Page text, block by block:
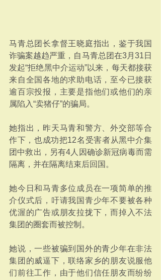
马青总团长拿督王晓庭指出，鉴于我国
诈骗案越趋严重，自马青总团在3月31日
发起“拒绝黑中介运动”以来，每天都接获
来自全国各地的求助电话，至今已接获
逾百宗投报，主要是指他们或他们的亲
属陷入“卖猪仔”的骗局。
她指出，昨天马青和警方、外交部等合
作下，也成功把12名受害者从黑中介集
团中救出，另有4人因确诊新冠病毒而需
隔离，并在隔离结束后回国。
她今日和马青多位成员在一项简单的推
介仪式后，吁请我国青少年不要被各种
优渥的广告或朋友拉拢下，而掉入不法
集团的圈套而被控制。
她说，一些被骗到国外的青少年在非法
集团的威逼下，联络家乡的朋友说服他
们前往工作，由于他们信任朋友而纷纷